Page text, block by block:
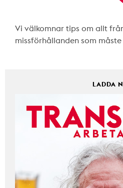
Vi välkomnar tips om allt
missförhållanden som
LADDA